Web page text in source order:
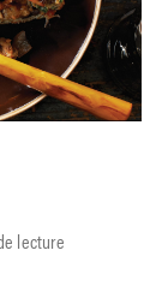
lecture